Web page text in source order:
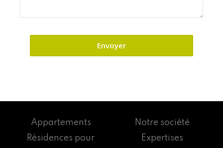
Appartements
Résidences pour
Notre société
Expertises